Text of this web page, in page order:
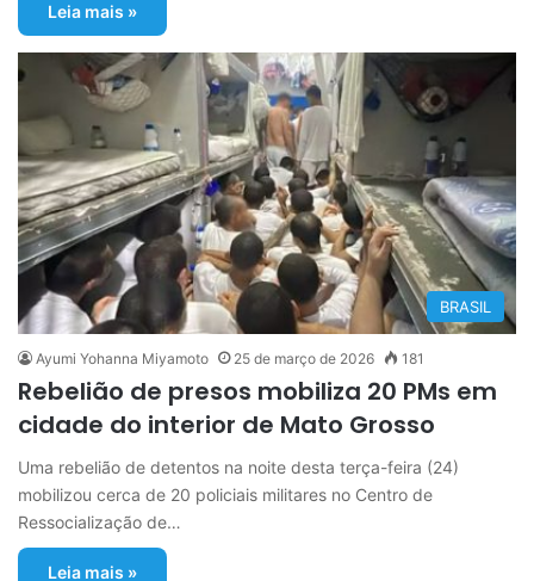
Leia mais »
BRASIL
Ayumi Yohanna Miyamoto 25 de março de 2026 181
Rebelião de presos mobiliza 20 PMs em
cidade do interior de Mato Grosso
Uma rebelião de detentos na noite desta terça-feira (24)
mobilizou cerca de 20 policiais militares no Centro de
Ressocialização de…
Leia mais »